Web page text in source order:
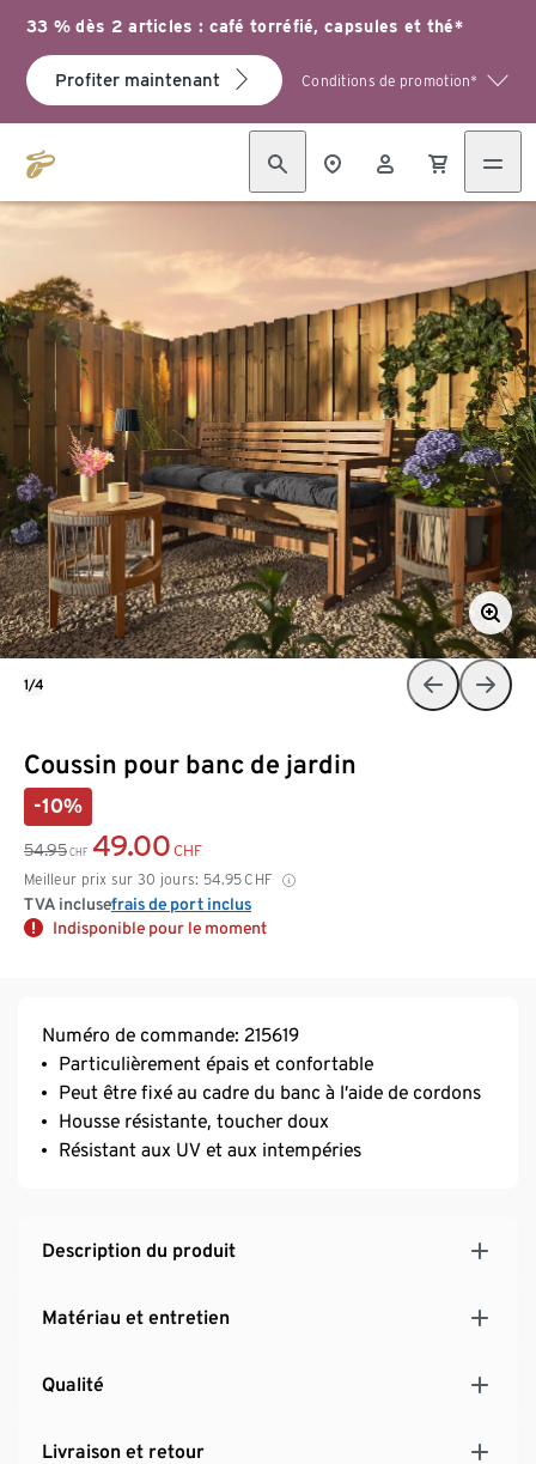
33 % dès 2 articles : café torréfié, capsules et thé*
Profiter maintenant Conditions de promotion*
Coussin pour banc de jardin
-10%
54.95 CHF 49.00 CHF
Meilleur prix sur 30 jours: 54.95CHF
TVA inclusefrais de port inclus
Indisponible pour le moment
1/4
Numéro de commande: 215619
Particulièrement épais et confortable
Peut être fixé au cadre du banc à l’aide de cordons
Housse résistante, toucher doux
Résistant aux UV et aux intempéries
Description du produit
Matériau et entretien
Qualité
Livraison et retour